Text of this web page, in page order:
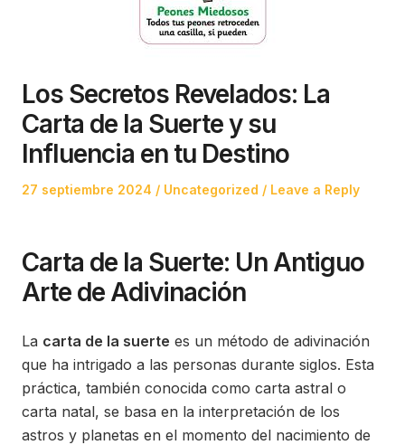
Los Secretos Revelados: La
Carta de la Suerte y su
Influencia en tu Destino
Posted
27 septiembre 2024
Posted
Uncategorized Leave a Reply
Carta de la Suerte: Un Antiguo
Arte de Adivinación
La carta de la suerte es un método de adivinación
que ha intrigado a las personas durante siglos. Esta
práctica, también conocida como carta astral o
carta natal, se basa en la interpretación de los
astros y planetas en el momento del nacimiento de